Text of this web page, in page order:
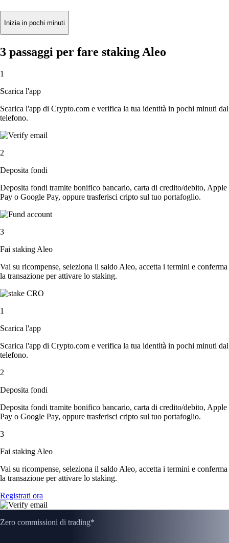
Inizia in pochi minuti
3 passaggi per fare staking Aleo
1
Scarica l'app
Scarica l'app di Crypto.com e verifica la tua identità in pochi minuti dal
telefono.
2
Deposita fondi
Deposita fondi tramite bonifico bancario, carta di credito/debito, Apple
Pay o Google Pay, oppure trasferisci cripto sul tuo portafoglio.
3
Fai staking Aleo
Vai su ricompense, seleziona il saldo Aleo, accetta i termini e conferma
la transazione per attivare lo staking.
1
Scarica l'app
Scarica l'app di Crypto.com e verifica la tua identità in pochi minuti dal
telefono.
2
Deposita fondi
Deposita fondi tramite bonifico bancario, carta di credito/debito, Apple
Pay o Google Pay, oppure trasferisci cripto sul tuo portafoglio.
3
Fai staking Aleo
Vai su ricompense, seleziona il saldo Aleo, accetta i termini e conferma
la transazione per attivare lo staking.
Registrati ora
Zero commissioni di trading*